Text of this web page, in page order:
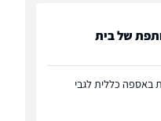
של בית
באספה כללית לגבי